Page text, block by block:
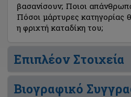
βασανίσουν; Ποιοι
Πόσοι μάρτυρες κατηγορίας
η φριχτή καταδίκη του;
Επιπλέον Στοιχεία
Βιογραφικό